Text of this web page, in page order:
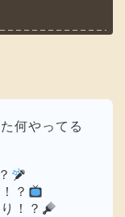
何やってる
？
！？